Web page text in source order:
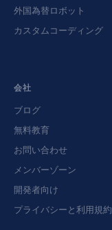
外国為替ロボット
カスタムコーディング
会社
ブログ
無料教育
お問い合わせ
メンバーゾーン
開発者向け
プライバシーと利用規約